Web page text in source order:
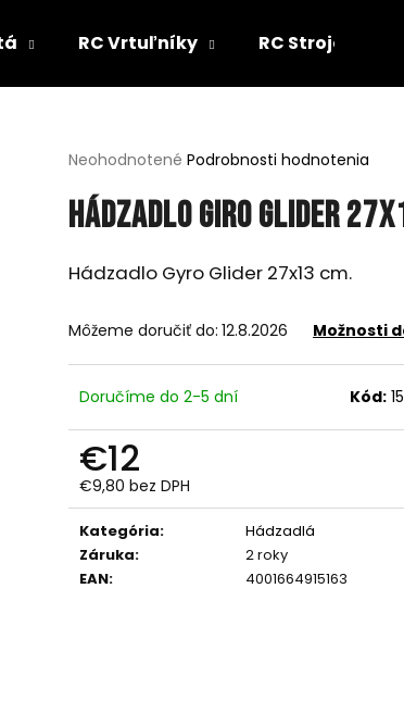
RC Vrtuľníky RC Stroje
Priemerné
produktu
je
z
5
Neohodnotené Podrobnosti hodnotenia
Hádzadlo Giro Glider
Hádzadlo Gyro Glider 27x13 cm.
Môžeme doručiť do: 12.8.2026 Možnosti
Doručíme do 2-5 dní Kód:
€12
€9,80 bez DPH
Jednotková
cena:
Kategória:
Hádzadlá
Záruka:
2 roky
EAN: 4001664915163
HĽADAŤ
DRIFT CAR DIAĽKOVO OVLÁDANÝ JCB
BAGER 1:20 RTR 2,4GHZ
Pôvodne:€66